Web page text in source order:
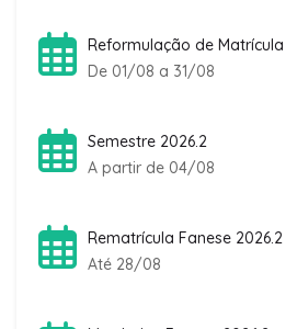
Reformulação de Matrícula
De 01/08 a 31/08
Semestre 2026.2
A partir de 04/08
Rematrícula Fanese 2026.2
Até 28/08